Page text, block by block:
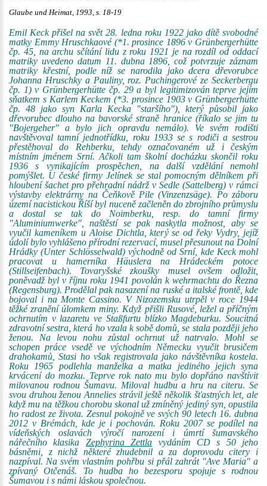
Glaube und Heimat, 1993, s. 18-19
Emil Keck přišel na svět 28. ledna roku 1922 jako dítě svobodné
matky Emmy Hruschkaové (*1. prosince 1896 v Grünbergerhütte
čp. 45, na archu sčítání lidu z roku 1921 je na rozdíl od oddací
matriky uvedeno datum 11. dubna 1896, což potvrzuje záznam
matriky křestní, podle níž se narodila jako dcera dřevorubce
Johanna Hruschky a Pauliny, roz. Puchingerové ze Seckerbergu
čp. 1) v Grünbergerhütte čp. 29 a byl legitimizován teprve jejím
sňatkem s Karlem Keckem (*3. prosince 1903 v Grünbergerhütte
čp. 48 jako syn Karla Kecka "staršího"), který působil jako
dřevorubec dlouho na bavorské straně hranice (říkalo se jim tu
"Bojergeher" a bylo jich opravdu nemálo). Ve svém rodišti
navštěvoval tamní jednotřídku, roku 1933 se s rodiči a sestrou
přestěhoval do Rehberku, tehdy označovaném už i českým
místním jménem Srní. Ačkoli tam školní docházku skončil roku
1936 s vynikajícím prospěchen, na další vzdělání nemohl
pomýšlet. U české firmy Jelínek se stal pomocným dělníkem při
hloubení šachet pro přehradní nádrž v Sedle (Sattelberg) v rámci
výstavby elektrárny na Čeňkově Pile (Vinzenzsäge). Po záboru
území nacistickou Říší byl nuceně začleněn do zbrojního průmyslu
a dostal se tak do Noimberku, resp. do tamní firmy
"Aluminiumwerke", naštěstí se pak naskytla možnost, aby se
vyučil kameníkem u Aloise Dichtla, který se od řeky Vydry, jejíž
údolí bylo vyhlášeno přírodní rezervací, musel přesunout na Dolní
Hrádky (Unter Schlösselwald) východně od Srní, kde Keck mohl
pracovat u hamerníka Häuslera na Hrádeckém potoce
(Stillseifenbach). Tovaryšské zkoušky musel ovšem odložit,
poněvadž byl v říjnu roku 1941 povolán k wehrmachtu do Řezna
(Regensburg). Prodělal pak nasazení na ruské a italské frontě, kde
bojoval i na Monte Cassino. V Nizozemsku utrpěl v roce 1944
těžké zranění úlomkem miny. Když přišli Rusové, ležel a příčným
ochrnutím v lazaretu ve Staßfurtu blízko Magdeburku. Soucitná
zdravotní sestra, která ho vzala k sobě domů, se stala později jeho
ženou. Na levou nohu zůstal ochrnut už natrvalo. Mohl se
schopen práce vsedě ve východním Německu vyučit brusičem
drahokamů, Stasi ho však registrovala jako návštěvníka kostela.
Roku 1965 podlehla manželka a matka jediného jejich syna
krvácení do mozku. Teprve rok nato mu bylo dopřáno navštívit
milovanou rodnou Šumavu. Miloval hudbu a hru na citeru. Se
svou druhou ženou Annelies strávil ještě několik šťastných let, ale
když mu na těžkou chorobu skonal už zmíněný jediný syn, opustila
ho radost ze života. Zesnul pokojně ve svých 90 letech 16. dubna
2012 v Brémách, kde je i pochován. Roku 2007 se podílel na
vídeňských oslavách výročí narození i úmrtí šumavského
nářečního klasika Zephyrina Zettla vydáním CD s 50 jeho
básněmi, z nichž některé zhudebnil a za doprovodu citery i
nazpíval. Na svém vlastním pohřbu si přál zahrát "Ave Maria" a
zpívaný Otčenáš. To hudba ho bezesporu spojuje s rodnou
Šumavou i s námi láskou společnou.